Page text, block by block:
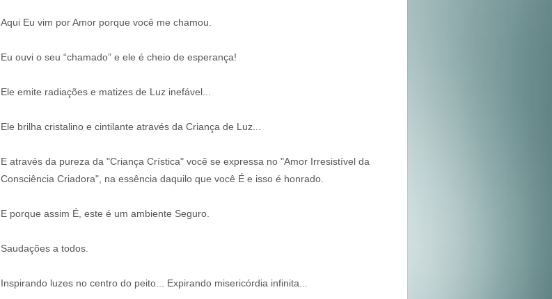
Aqui Eu vim por Amor porque você me chamou.
Eu ouvi o seu “chamado” e ele é cheio de esperança!
Ele emite radiações e matizes de Luz inefável...
Ele brilha cristalino e cintilante através da Criança de Luz...
E através da pureza da "Criança Crística" você se expressa no "Amor Irresistível da
Consciência Criadora", na essência daquilo que você É e isso é honrado.
E porque assim É, este é um ambiente Seguro.
Saudações a todos.
Inspirando luzes no centro do peito... Expirando misericórdia infinita...